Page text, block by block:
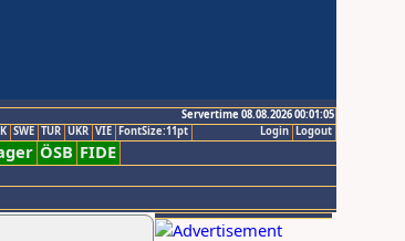
Servertime 08.08.2026 00:01:05
Logout
Login
SWE TUR UKR VIE FontSize:11pt
ÖSB FIDE